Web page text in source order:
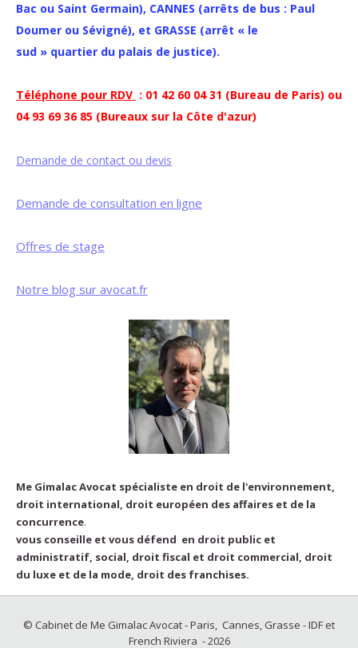
Bac ou Saint Germain), CANNES (arrêts de bus : Paul
Doumer ou Sévigné), et GRASSE (arrêt « le
sud » quartier du palais de justice).
Téléphone pour RDV : 01 42 60 04 31 (Bureau de Paris) ou
04 93 69 36 85 (Bureaux sur la Côte d'azur)
Demande de contact ou devis
Demande de consultation en ligne
Offres de stage
Notre blog sur avocat.fr
Me Gimalac Avocat spécialiste en droit de l'environnement,
droit international, droit européen des affaires et de la
concurrence.
vous conseille et vous défend en droit public et
administratif, social, droit fiscal et droit commercial, droit
du luxe et de la mode, droit des franchises.
© Cabinet de Me Gimalac Avocat - Paris, Cannes, Grasse - IDF et
French Riviera - 2026